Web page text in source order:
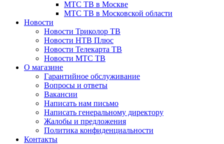
МТС ТВ в Москве
МТС ТВ в Московской области
Новости
Новости Триколор ТВ
Новости НТВ Плюс
Новости Телекарта ТВ
Новости МТС ТВ
О магазине
Гарантийное обслуживание
Вопросы и ответы
Вакансии
Написать нам письмо
Написать генеральному директору
Жалобы и предложения
Политика конфиденциальности
Контакты